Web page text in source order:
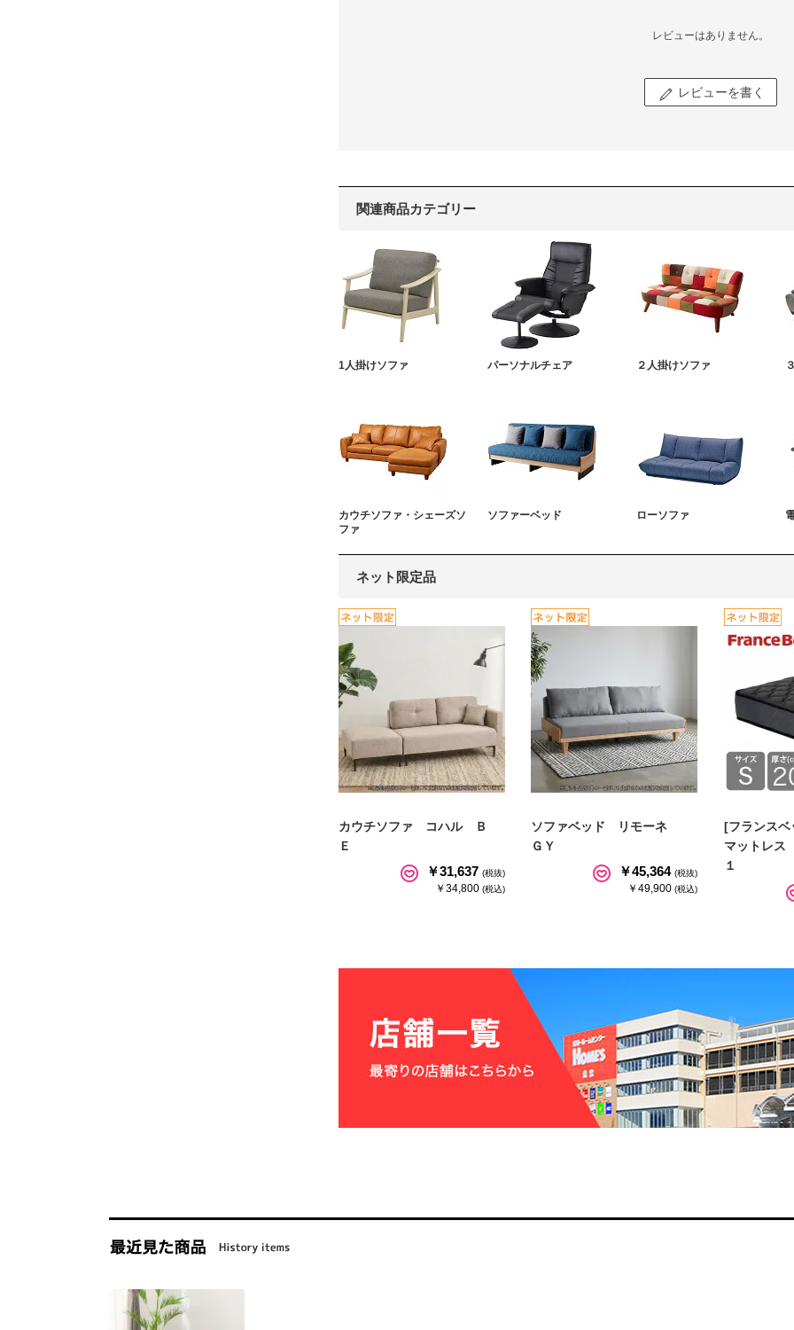
レビューはありません。
レビューを書く
関連商品カテゴリー
1人掛けソファ パーソナルチェア ２人掛けソファ
カウチソファ・シェーズソ
ファ
ソファーベッド ローソファ
ネット限定品
カウチソファ コハル Ｂ
Ｅ
￥31,637 (税抜)
￥34,800 (税込)
ソファベッド リモーネ
ＧＹ
￥45,364 (税抜)
￥49,900(税込)
[フランスベ
マットレ
１